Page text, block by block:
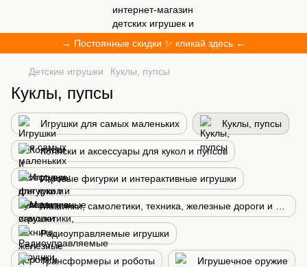
→ Постоянные скидки ✨ кликай здесь ←
Детские игрушки Куклы, пупсы
Куклы, пупсы
Игрушки для самых маленьких Куклы, пупсы
Коляски и аксессуары для кукол и пупсов
Игровые фигурки и интерактивные игрушки
Радиоуправляемые игрушки
Трансформеры и роботы Игрушечное оружие